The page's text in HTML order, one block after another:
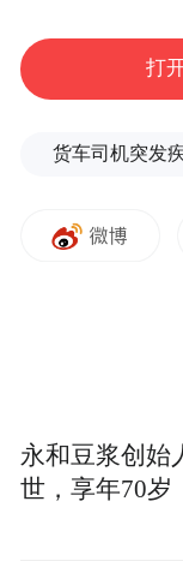
打
永和豆浆创始
世，享年70岁